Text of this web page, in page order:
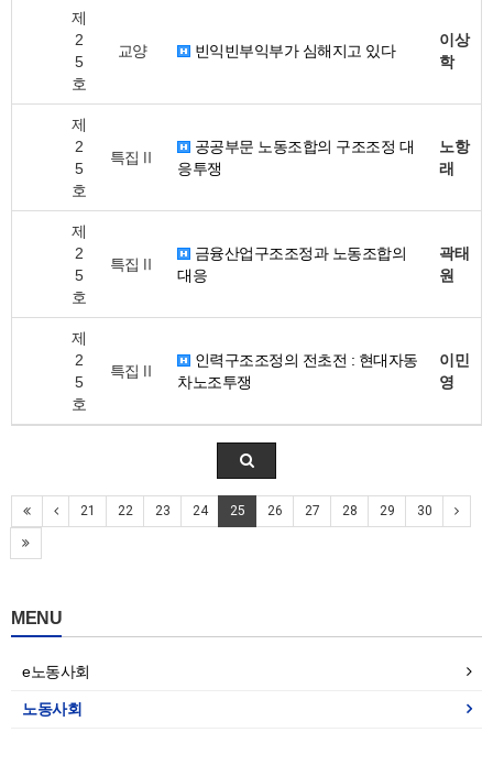
제
2
5
호
교양 빈익빈부익부가 심해지고 있다
이상
학
제
2
5
호
특집Ⅱ
공공부문 노동조합의 구조조정 대
응투쟁
노항
래
제
2
5
호
특집Ⅱ
금융산업구조조정과 노동조합의
대응
곽태
원
제
2
5
호
특집Ⅱ
인력구조조정의 전초전 : 현대자동
차노조투쟁
이민
영
21 22 23 24 25 26 27 28 29 30
MENU
e노동사회
노동사회